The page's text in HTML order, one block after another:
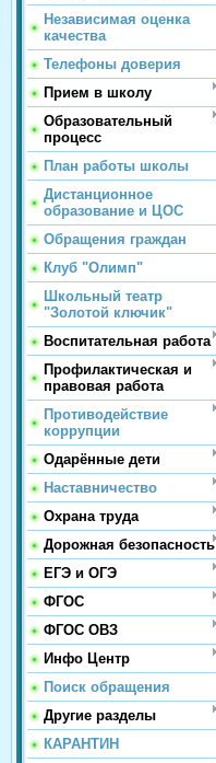
Независимая оценка
качества
Телефоны доверия
Прием в школу
Образовательный
процесс
План работы школы
Дистанционное
образование и ЦОС
Обращения граждан
Клуб "Олимп"
Школьный театр
"Золотой ключик"
Воспитательная работа
Профилактическая и
правовая работа
Противодействие
коррупции
Одарённые дети
Наставничество
Охрана труда
Дорожная безопасность
ЕГЭ и ОГЭ
ФГОС
ФГОС ОВЗ
Инфо Центр
Поиск обращения
Другие разделы
КАРАНТИН